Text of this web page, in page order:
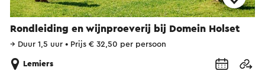
Rondleiding en wijnproeverij bij Domein Holset
→ Duur 1,5 uur • Prijs € 32,50 per persoon
Lemiers